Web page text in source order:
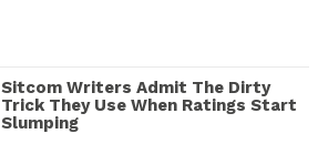
Sitcom Writers Admit The Dirty
Trick They Use When Ratings Start
Slumping